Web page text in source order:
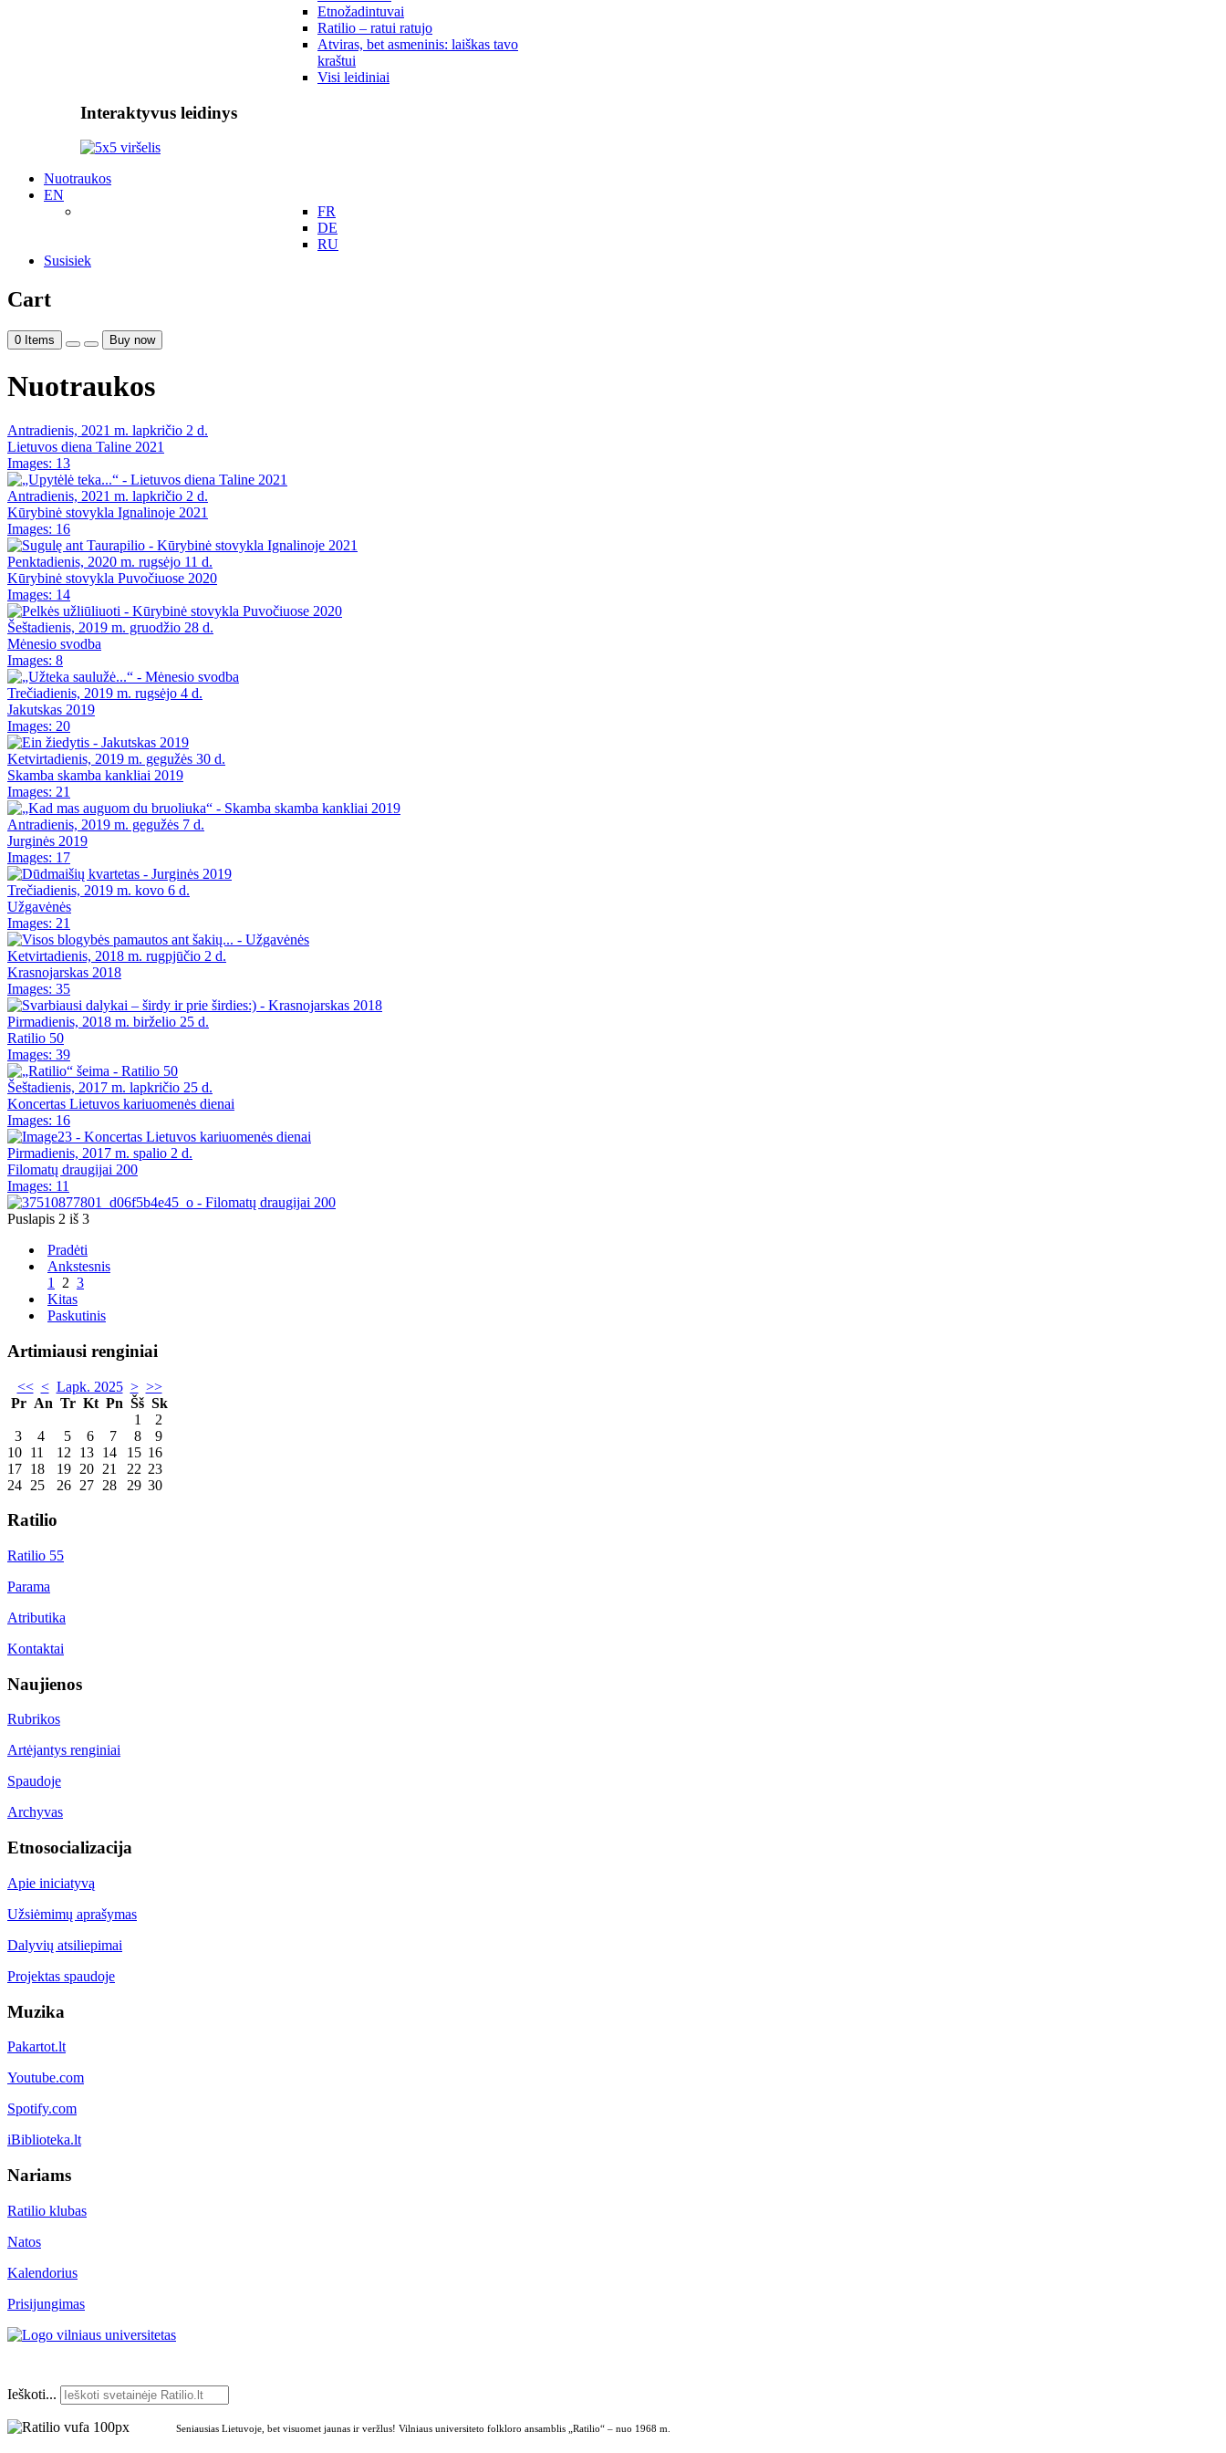
Etnožadintuvai
Ratilio – ratui ratujo
Atviras, bet asmeninis: laiškas tavo
kraštui
Visi leidiniai
Interaktyvus leidinys
Nuotraukos
EN
FR
DE
RU
Susisiek
Cart
0 Items Buy now
Nuotraukos
Antradienis, 2021 m. lapkričio 2 d.
Lietuvos diena Taline 2021
Images: 13
Antradienis, 2021 m. lapkričio 2 d.
Kūrybinė stovykla Ignalinoje 2021
Images: 16
Penktadienis, 2020 m. rugsėjo 11 d.
Kūrybinė stovykla Puvočiuose 2020
Images: 14
Šeštadienis, 2019 m. gruodžio 28 d.
Mėnesio svodba
Images: 8
Trečiadienis, 2019 m. rugsėjo 4 d.
Jakutskas 2019
Images: 20
Ketvirtadienis, 2019 m. gegužės 30 d.
Skamba skamba kankliai 2019
Images: 21
Antradienis, 2019 m. gegužės 7 d.
Jurginės 2019
Images: 17
Trečiadienis, 2019 m. kovo 6 d.
Užgavėnės
Images: 21
Ketvirtadienis, 2018 m. rugpjūčio 2 d.
Krasnojarskas 2018
Images: 35
Pirmadienis, 2018 m. birželio 25 d.
Ratilio 50
Images: 39
Šeštadienis, 2017 m. lapkričio 25 d.
Koncertas Lietuvos kariuomenės dienai
Images: 16
Pirmadienis, 2017 m. spalio 2 d.
Filomatų draugijai 200
Images: 11
Puslapis 2 iš 3
Pradėti
Ankstesnis
1
2 3
Kitas
Paskutinis
Artimiausi renginiai
<< < Lapk. 2025 > >>
Pr An Tr Kt Pn Šš Sk
1
2
3
4 5 6 7 8
9
10 11 12 13 14 15 16
17 18 19 20 21 22 23
24 25 26 27 28 29 30
Ratilio
Ratilio 55
Parama
Atributika
Kontaktai
Naujienos
Rubrikos
Artėjantys renginiai
Spaudoje
Archyvas
Etnosocializacija
Apie iniciatyvą
Užsiėmimų aprašymas
Dalyvių atsiliepimai
Projektas spaudoje
Muzika
Pakartot.lt
Youtube.com
Spotify.com
iBiblioteka.lt
Nariams
Ratilio klubas
Natos
Kalendorius
Prisijungimas
Ieškoti...
Seniausias Lietuvoje, bet visuomet jaunas ir veržlus! Vilniaus universiteto folkloro ansamblis „Ratilio“ – nuo 1968 m.